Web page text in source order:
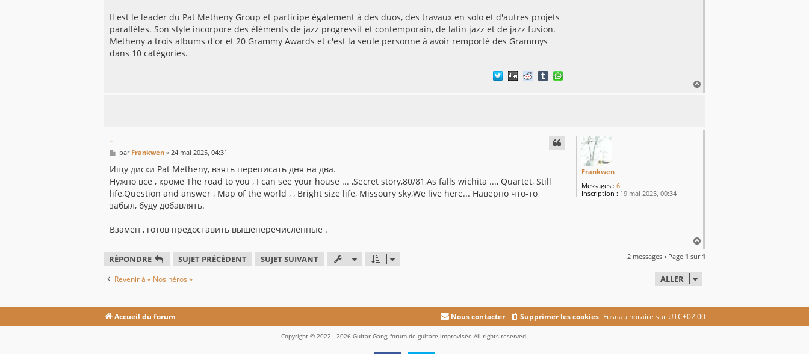
Il est le leader du Pat Metheny Group et participe également à des duos, des travaux en solo et d'autres projets
parallèles. Son style incorpore des éléments de jazz progressif et contemporain, de latin jazz et de jazz fusion.
Metheny a trois albums d'or et 20 Grammy Awards et c'est la seule personne à avoir remporté des Grammys
dans 10 catégories.
a
Frankwen
Messages : 6
Inscription : 19 mai 2025, 00:34
-
M
e
s
s
a
g
e
par Frankwen» 24 mai 2025, 04:31
Ищу диски Pat Metheny, взять переписать дня на два.
Нужно всё , кроме The road to you , I can see your house ... ,Secret story,80/81,As falls wichita ..., Quartet, Still
life,Question and answer , Map of the world , , Bright size life, Missoury sky,We live here... Наверно что-то
забыл, буду добавлять.
Взамен , готов предоставить вышеперечисленные .
a
u
RÉPONDRE SUJET PRÉCÉDENT SUJET SUIVANT 2 messages • Page 1 sur 1
Revenir à « Nos héros » ALLER
Accueil du forum Fuseau horaire sur UTC+02:00
Supprimer les cookies
Nous contacter
Copyright © 2022 - 2026 Guitar Gang, forum de guitare improvisée All rights reserved.